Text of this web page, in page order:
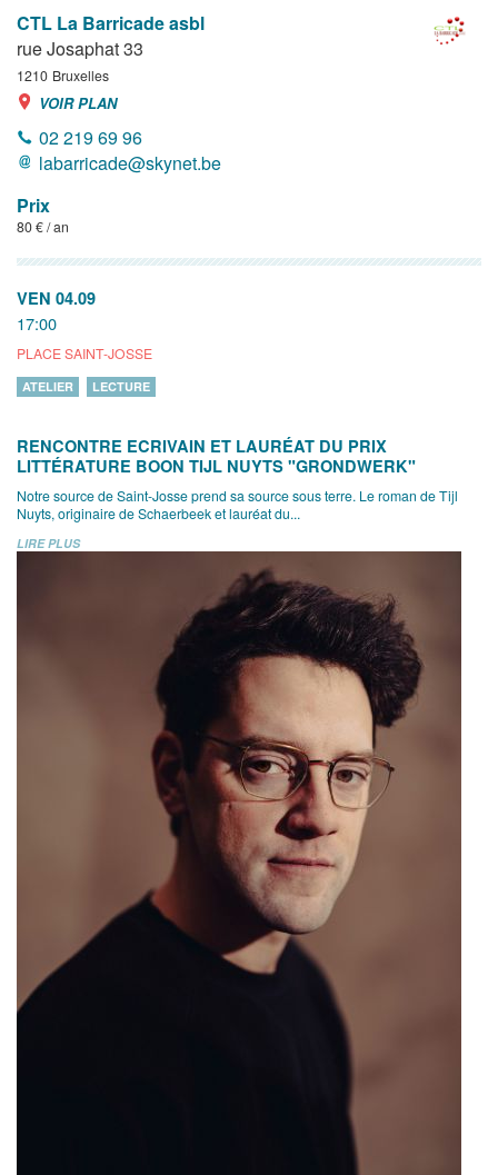
CTL La Barricade asbl
rue Josaphat 33
1210 Bruxelles
VOIR PLAN
02 219 69 96
labarricade@skynet.be
Prix
80 € / an
VEN 04.09
17:00
PLACE SAINT-JOSSE
ATELIER LECTURE
RENCONTRE ECRIVAIN ET LAURÉAT DU PRIX
LITTÉRATURE BOON TIJL NUYTS "GRONDWERK"
Notre source de Saint-Josse prend sa source sous terre. Le roman de Tijl
Nuyts, originaire de Schaerbeek et lauréat du...
LIRE PLUS